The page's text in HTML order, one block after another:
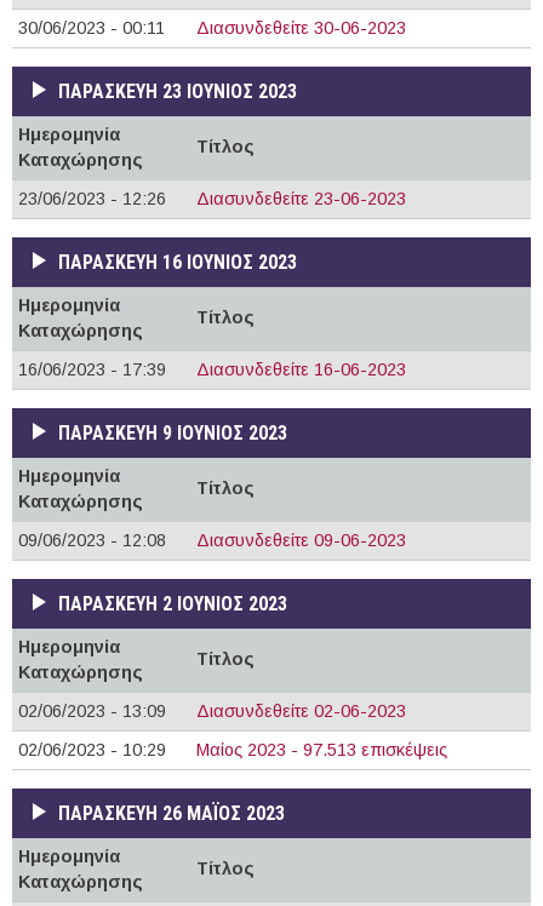
30/06/2023 - 00:11
Διασυνδεθείτε 30-06-2023
ΠΑΡΑΣΚΕΥΉ 23 ΙΟΎΝΙΟΣ 2023
Ημερομηνία
Καταχώρησης
Τίτλος
23/06/2023 - 12:26 Διασυνδεθείτε 23-06-2023
ΠΑΡΑΣΚΕΥΉ 16 ΙΟΎΝΙΟΣ 2023
Ημερομηνία
Καταχώρησης
Τίτλος
16/06/2023 - 17:39 Διασυνδεθείτε 16-06-2023
ΠΑΡΑΣΚΕΥΉ 9 ΙΟΎΝΙΟΣ 2023
Ημερομηνία
Καταχώρησης
Τίτλος
09/06/2023 - 12:08 Διασυνδεθείτε 09-06-2023
ΠΑΡΑΣΚΕΥΉ 2 ΙΟΎΝΙΟΣ 2023
Ημερομηνία
Καταχώρησης
Τίτλος
02/06/2023 - 13:09
Διασυνδεθείτε 02-06-2023
02/06/2023 - 10:29
Μαίος 2023 - 97.513 επισκέψεις
ΠΑΡΑΣΚΕΥΉ 26 ΜΆΙΟΣ 2023
Ημερομηνία
Καταχώρησης
Τίτλος